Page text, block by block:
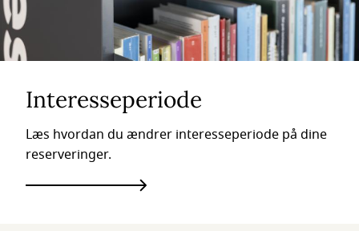
Interesseperiode
Læs hvordan du ændrer interesseperiode på dine
reserveringer.